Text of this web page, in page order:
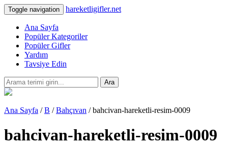
Toggle navigation hareketligifler.net
Ana Sayfa
Popüler Kategoriler
Popüler Gifler
Yardım
Tavsiye Edin
Ara
Ana Sayfa /B /Bahçıvan / bahcivan-hareketli-resim-0009
bahcivan-hareketli-resim-0009